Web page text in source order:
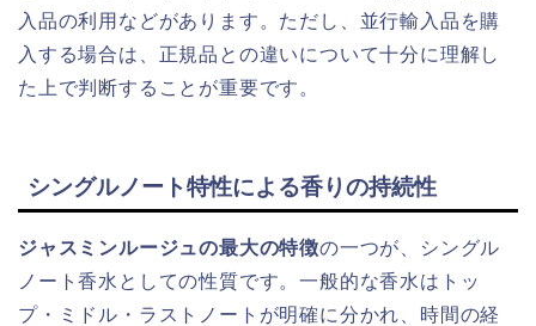
入品の利用などがあります。ただし、並行輸入品を購
入する場合は、正規品との違いについて十分に理解し
た上で判断することが重要です。
シングルノート特性による香りの持続性
ジャスミンルージュの最大の特徴の一つが、シングル
ノート香水としての性質です。一般的な香水はトッ
プ・ミドル・ラストノートが明確に分かれ、時間の経